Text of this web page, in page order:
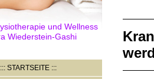
und Wellness
Gashi
STARTSEITE